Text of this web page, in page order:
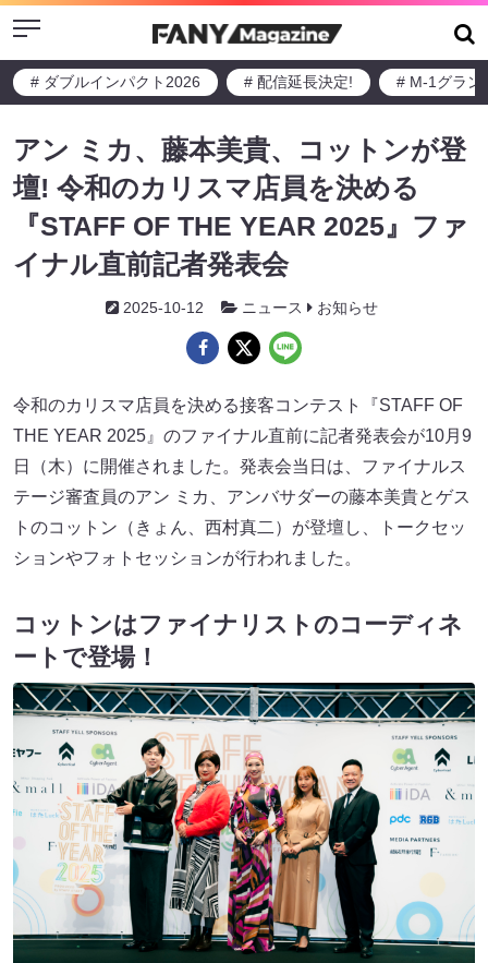
Menu
# ダブルインパクト2026 # 配信延長決定! # M-1グラン
アン ミカ、藤本美貴、コットンが登
壇! 令和のカリスマ店員を決める
『STAFF OF THE YEAR 2025』ファ
イナル直前記者発表会
2025-10-12 ニュース お知らせ
令和のカリスマ店員を決める接客コンテスト『STAFF OF
THE YEAR 2025』のファイナル直前に記者発表会が10月9
日（木）に開催されました。発表会当日は、ファイナルス
テージ審査員のアン ミカ、アンバサダーの藤本美貴とゲス
トのコットン（きょん、西村真二）が登壇し、トークセッ
ションやフォトセッションが行われました。
コットンはファイナリストのコーディネ
ートで登場！